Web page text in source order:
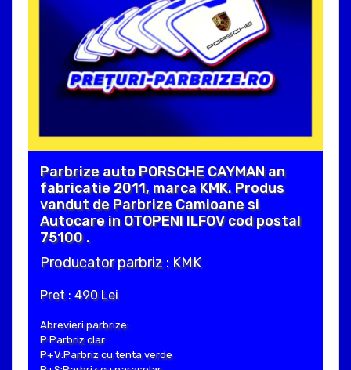
Parbrize auto PORSCHE CAYMAN an
fabricatie 2011, marca KMK. Produs
vandut de Parbrize Camioane si
Autocare in OTOPENI ILFOV cod postal
75100 .
Producator parbriz : KMK
Pret : 490 Lei
Abrevieri parbrize:
P:Parbriz clar
P+V:Parbriz cu tenta verde